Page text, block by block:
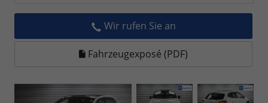
Wir rufen Sie an
Fahrzeugexposé (PDF)